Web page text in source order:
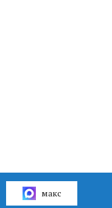
макс